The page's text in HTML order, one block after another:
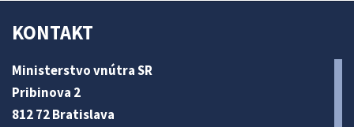
KONTAKT
Ministerstvo vnútra SR
Pribinova 2
812 72 Bratislava